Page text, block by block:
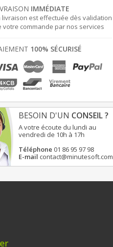
IMMÉDIATE
livraison est effectuée dès validation
votre commande par nos services
100% SÉCURISÉ
BESOIN D'UN CONSEIL ?
A votre écoute du lundi au
vendredi de 10h à 17h
Téléphone 01 86 95 97 98
E-mail contact@minutesoft.com